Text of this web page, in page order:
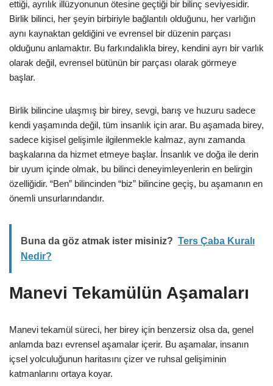
ettiği, ayrılık illüzyonunun ötesine geçtiği bir bilinç seviyesidir.
Birlik bilinci, her şeyin birbiriyle bağlantılı olduğunu, her varlığın
aynı kaynaktan geldiğini ve evrensel bir düzenin parçası
olduğunu anlamaktır. Bu farkındalıkla birey, kendini ayrı bir varlık
olarak değil, evrensel bütünün bir parçası olarak görmeye
başlar.
Birlik bilincine ulaşmış bir birey, sevgi, barış ve huzuru sadece
kendi yaşamında değil, tüm insanlık için arar. Bu aşamada birey,
sadece kişisel gelişimle ilgilenmekle kalmaz, aynı zamanda
başkalarına da hizmet etmeye başlar. İnsanlık ve doğa ile derin
bir uyum içinde olmak, bu bilinci deneyimleyenlerin en belirgin
özelliğidir. “Ben” bilincinden “biz” bilincine geçiş, bu aşamanın en
önemli unsurlarındandır.
Buna da göz atmak ister misiniz? Ters Çaba Kuralı
Nedir?
Manevi Tekamülün Aşamaları
Manevi tekamül süreci, her birey için benzersiz olsa da, genel
anlamda bazı evrensel aşamalar içerir. Bu aşamalar, insanın
içsel yolculuğunun haritasını çizer ve ruhsal gelişiminin
katmanlarını ortaya koyar.